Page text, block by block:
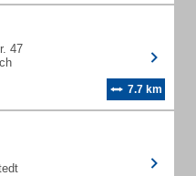
47
7.7 km